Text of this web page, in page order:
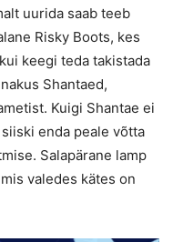
uurida saab teeb
Risky Boots, kes
keegi teda takistada
Shantaed,
Kuigi Shantae ei
enda peale võtta
Salapärane lamp
valedes kätes on